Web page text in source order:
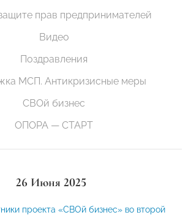
прав предпринимателей
Видео
Поздравления
МСП. Антикризисные меры
СВОй бизнес
ОПОРА — СТАРТ
26 Июня 2025
проекта «СВОй бизнес» во второй